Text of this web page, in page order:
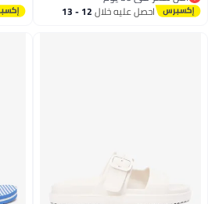
أقل سعر في 30 يوماحصل عليه خلال 12 - 13